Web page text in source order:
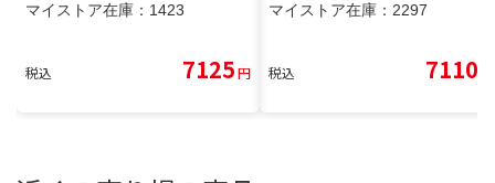
マイストア在庫： 1423
税込 7125円
マイストア在庫： 2297
税込 7110